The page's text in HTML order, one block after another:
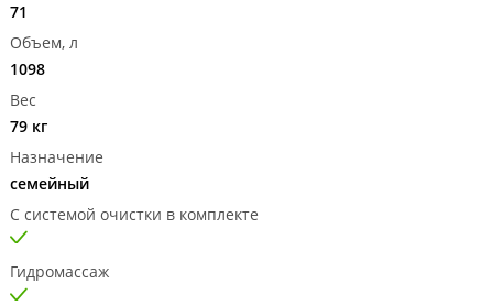
71
Объем, л
1098
Вес
79 кг
Назначение
семейный
С системой очистки в комплекте
Гидромассаж